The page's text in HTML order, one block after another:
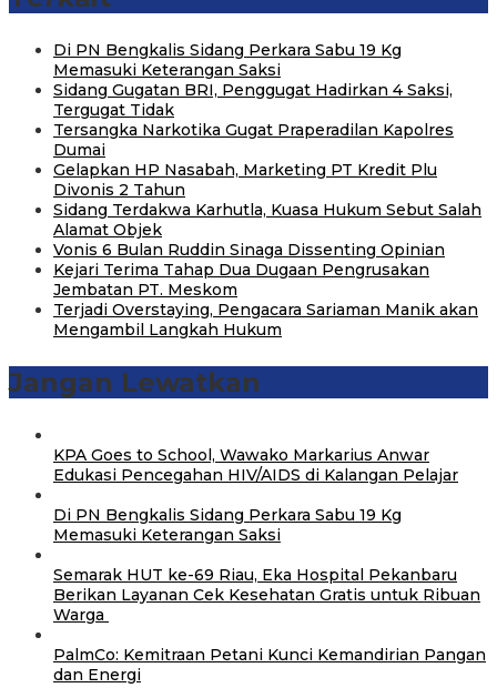
Di PN Bengkalis Sidang Perkara Sabu 19 Kg
Memasuki Keterangan Saksi
Sidang Gugatan BRI, Penggugat Hadirkan 4 Saksi,
Tergugat Tidak
Tersangka Narkotika Gugat Praperadilan Kapolres
Dumai
Gelapkan HP Nasabah, Marketing PT Kredit Plu
Divonis 2 Tahun
Sidang Terdakwa Karhutla, Kuasa Hukum Sebut Salah
Alamat Objek
Vonis 6 Bulan Ruddin Sinaga Dissenting Opinian
Kejari Terima Tahap Dua Dugaan Pengrusakan
Jembatan PT. Meskom
Terjadi Overstaying, Pengacara Sariaman Manik akan
Mengambil Langkah Hukum
Jangan Lewatkan
‎KPA Goes to School, Wawako Markarius Anwar
Edukasi Pencegahan HIV/AIDS di Kalangan Pelajar
Di PN Bengkalis Sidang Perkara Sabu 19 Kg
Memasuki Keterangan Saksi
‎Semarak HUT ke-69 Riau, Eka Hospital Pekanbaru
Berikan Layanan Cek Kesehatan Gratis untuk Ribuan
Warga ‎
PalmCo: Kemitraan Petani Kunci Kemandirian Pangan
dan Energi